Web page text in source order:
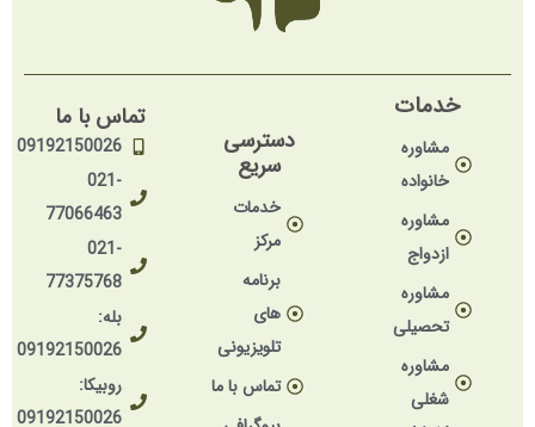
خدمات
مشاوره
خانواده
مشاوره
ازدواج
مشاوره
تحصیلی
مشاوره
شغلی
دسترسی
سریع
خدمات
مرکز
های
تلویزیونی
تماس با ما
تماس با ما
09192150026
77066463
77375768
09192150026
روبیکا:
09192150026